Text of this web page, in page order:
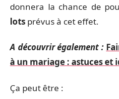
donnera la chance de
lots prévus à cet effet.
A découvrir également :
à un mariage : astuces et
Ça peut être :